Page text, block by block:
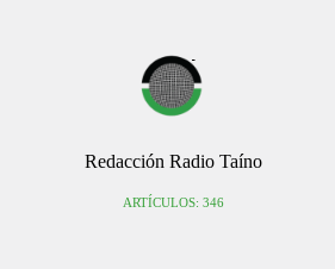
Redacción Radio Taíno
ARTÍCULOS: 346